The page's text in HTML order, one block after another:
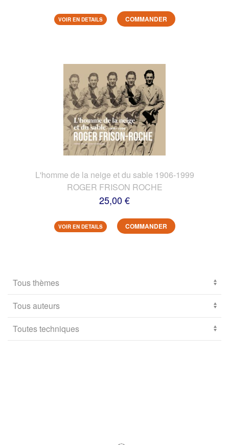
VOIR EN DETAILS COMMANDER
L'homme de la neige et du sable 1906-1999
ROGER FRISON ROCHE
25,00 €
VOIR EN DETAILS COMMANDER